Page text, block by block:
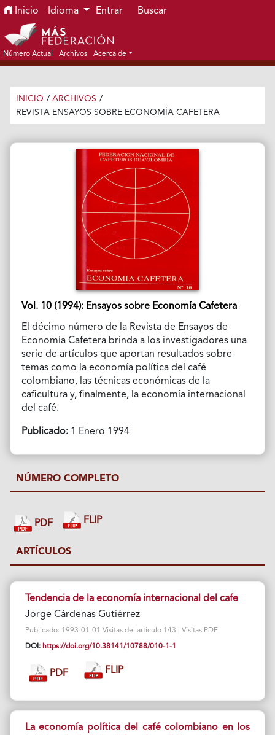
Ir al menú de navegación principal
Ir al contenido principal
Ir al pie de página del sitio
Inicio Idioma Entrar Buscar
Número Actual Archivos Acerca de
INICIO / ARCHIVOS /
REVISTA ENSAYOS SOBRE ECONOMÍA CAFETERA
Vol. 10 (1994): Ensayos sobre Economía Cafetera
El décimo número de la Revista de Ensayos de
Economía Cafetera brinda a los investigadores una
serie de artículos que aportan resultados sobre
temas como la economía política del café
colombiano, las técnicas económicas de la
caficultura y, finalmente, la economía internacional
del café.
Publicado:1 Enero 1994
NÚMERO COMPLETO
PDF FLIP
ARTÍCULOS
Tendencia de la economía internacional del cafe
Jorge Cárdenas Gutiérrez
Publicado: 1993-01-01 Visitas del artículo 143 | Visitas PDF
DOI: https://doi.org/10.38141/10788/010-1-1
PDF FLIP
La economía política del café colombiano en los